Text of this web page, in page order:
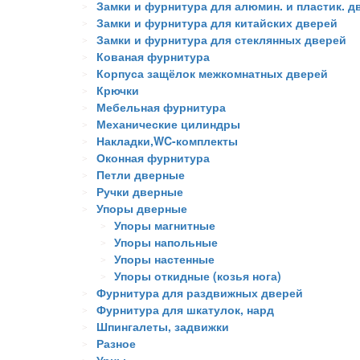
Замки и фурнитура для алюмин. и пластик.
Замки и фурнитура для китайских дверей
Замки и фурнитура для стеклянных дверей
Кованая фурнитура
Корпуса защёлок межкомнатных дверей
Крючки
Мебельная фурнитура
Механические цилиндры
Накладки,WC-комплекты
Оконная фурнитура
Петли дверные
Ручки дверные
Упоры дверные
Упоры магнитные
Упоры напольные
Упоры настенные
Упоры откидные (козья нога)
Фурнитура для раздвижных дверей
Фурнитура для шкатулок, нард
Шпингалеты, задвижки
Разное